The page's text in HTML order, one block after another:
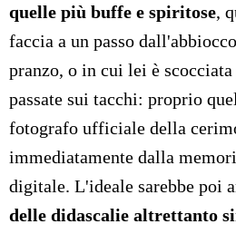
quelle più buffe e spiritose,
faccia a un passo
pranzo, o in cui lei è
passate sui tacchi: proprio
fotografo ufficiale della
immediatamente dalla
digitale. L'ideale sarebbe poi
delle didascalie altrettanto